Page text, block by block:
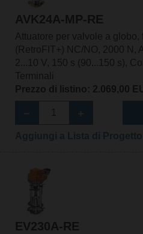
AVK24A-MP-RE
Attuatore per valvole a
(RetroFIT+) NC/NO, 2000 N,
2...10 V, 150 s (90...150 s),
Terminali
Prezzo di listino: 2.069,00
EV230A-RE